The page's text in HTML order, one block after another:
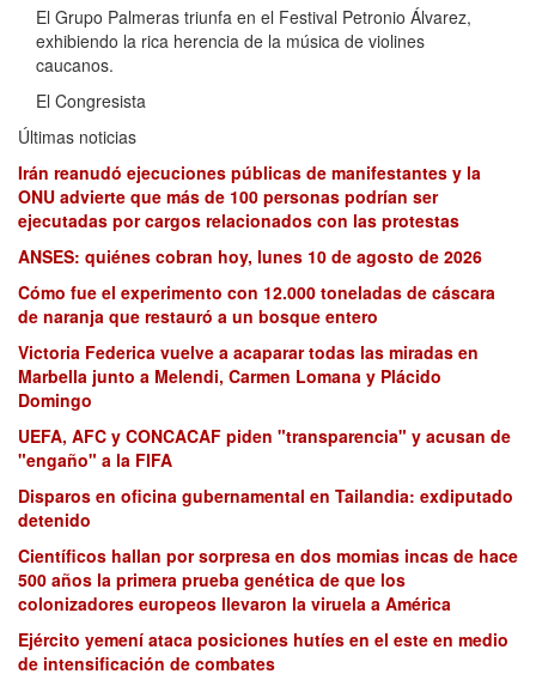
El Grupo Palmeras triunfa en el Festival Petronio Álvarez,
exhibiendo la rica herencia de la música de violines
caucanos.
El Congresista
Últimas noticias
Irán reanudó ejecuciones públicas de manifestantes y la
ONU advierte que más de 100 personas podrían ser
ejecutadas por cargos relacionados con las protestas
ANSES: quiénes cobran hoy, lunes 10 de agosto de 2026
Cómo fue el experimento con 12.000 toneladas de cáscara
de naranja que restauró a un bosque entero
Victoria Federica vuelve a acaparar todas las miradas en
Marbella junto a Melendi, Carmen Lomana y Plácido
Domingo
UEFA, AFC y CONCACAF piden "transparencia" y acusan de
"engaño" a la FIFA
Disparos en oficina gubernamental en Tailandia: exdiputado
detenido
Científicos hallan por sorpresa en dos momias incas de hace
500 años la primera prueba genética de que los
colonizadores europeos llevaron la viruela a América
Ejército yemení ataca posiciones hutíes en el este en medio
de intensificación de combates